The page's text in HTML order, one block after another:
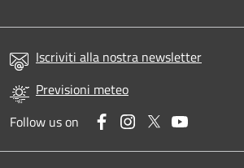
Iscriviti alla nostra newsletter
Previsioni meteo
Follow us on
FacebookInstagram
Twitter